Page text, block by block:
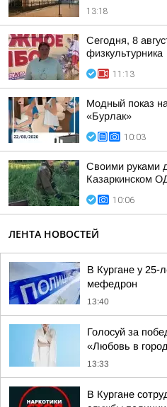
13:18
Сегодня, 8
физкультурника
11:13
Модный показ
«Бурлак»
10:03
Своими руками
Казаркинском
10:06
ЛЕНТА НОВОСТЕЙ
В Кургане у 25-
мефедрон
13:40
Голосуй за
«Любовь в
13:33
В Кургане